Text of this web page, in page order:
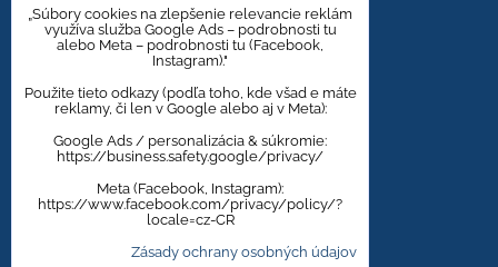
Obklady a dlažby s kameninovým, mramorovým,
dreveným dizajnom majú viacero kresieb,
aby bola zachovaná čo najväčšia autentickosť
prírodného materiálu.
Zmena cien vyhradená.
„Súbory cookies na zlepšenie relevancie reklám
využíva služba Google Ads – podrobnosti tu
alebo Meta – podrobnosti tu (Facebook,
Instagram)."
Použite tieto odkazy (podľa toho, kde všad e máte
reklamy, či len v Google alebo aj v Meta):
Google Ads / personalizácia & súkromie:
https://business.safety.google/privacy/
Meta (Facebook, Instagram):
https://www.facebook.com/privacy/policy/?
locale=cz-CR
Zásady ochrany osobných údajov